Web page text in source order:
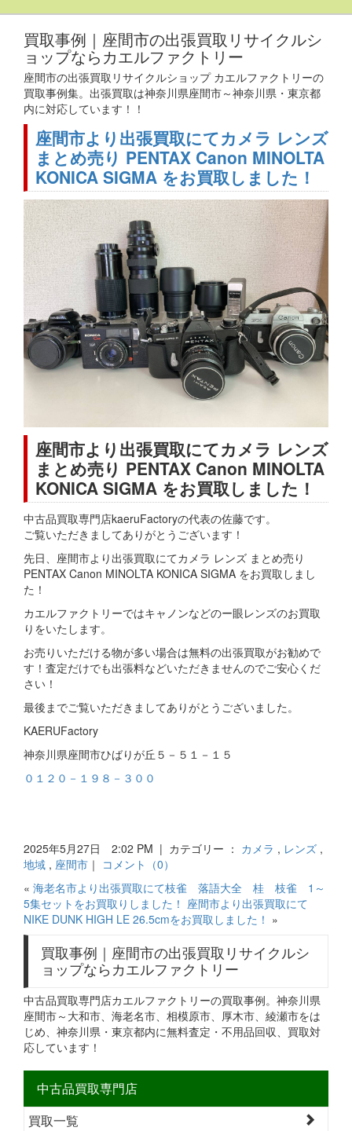
買取事例｜座間市の出張買取リサイクルシ
ョップならカエルファクトリー
座間市の出張買取リサイクルショップ カエルファクトリーの
買取事例集。出張買取は神奈川県座間市～神奈川県・東京都
内に対応しています！！
座間市より出張買取にてカメラ レンズ
まとめ売り PENTAX Canon MINOLTA
KONICA SIGMA をお買取しました！
座間市より出張買取にてカメラ レンズ
まとめ売り PENTAX Canon MINOLTA
KONICA SIGMA をお買取しました！
中古品買取専門店kaeruFactoryの代表の佐藤です。
ご覧いただきましてありがとうございます！
先日、座間市より出張買取にてカメラ レンズ まとめ売り
PENTAX Canon MINOLTA KONICA SIGMA をお買取しまし
た！
カエルファクトリーではキャノンなどのー眼レンズのお買取
りをいたします。
お売りいただける物が多い場合は無料の出張買取がお勧めで
す！査定だけでも出張料などいただきませんのでご安心くだ
さい！
最後までご覧いただきましてありがとうございました。
KAERUFactory
神奈川県座間市ひばりが丘５－５１－１５
０１２０－１９８－３００
2025年5月27日 2:02 PM | カテゴリー ： カメラ , レンズ ,
地域 , 座間市 ｜ コメント（0）
« 海老名市より出張買取にて枝雀 落語大全 桂 枝雀 1～
5集セットをお買取りしました！ 座間市より出張買取にて
NIKE DUNK HIGH LE 26.5cmをお買取しました！ »
買取事例｜座間市の出張買取リサイクルシ
ョップならカエルファクトリー
中古品買取専門店カエルファクトリーの買取事例。神奈川県
座間市～大和市、海老名市、相模原市、厚木市、綾瀬市をは
じめ、神奈川県・東京都内に無料査定・不用品回収、買取対
応しています！
中古品買取専門店
買取一覧